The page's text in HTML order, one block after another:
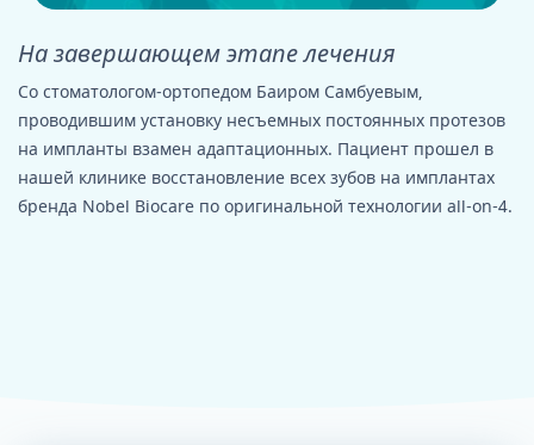
На завершающем этапе лечения
Со стоматологом-ортопедом Баиром Самбуевым,
проводившим установку несъемных постоянных протезов
на импланты взамен адаптационных. Пациент прошел в
нашей клинике восстановление всех зубов на имплантах
бренда Nobel Biocare по оригинальной технологии all-on-4.